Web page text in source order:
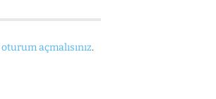
oturum açmalısınız.